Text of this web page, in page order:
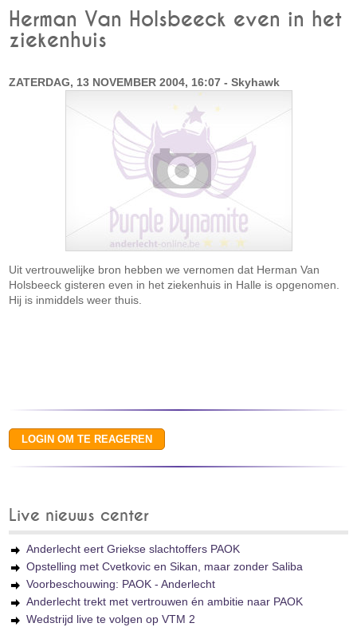
Herman Van Holsbeeck even in het
ziekenhuis
ZATERDAG, 13 NOVEMBER 2004, 16:07 - Skyhawk
Uit vertrouwelijke bron hebben we vernomen dat Herman Van
Holsbeeck gisteren even in het ziekenhuis in Halle is opgenomen.
Hij is inmiddels weer thuis.
Live nieuws center
Anderlecht eert Griekse slachtoffers PAOK
Opstelling met Cvetkovic en Sikan, maar zonder Saliba
Voorbeschouwing: PAOK - Anderlecht
Anderlecht trekt met vertrouwen én ambitie naar PAOK
Wedstrijd live te volgen op VTM 2